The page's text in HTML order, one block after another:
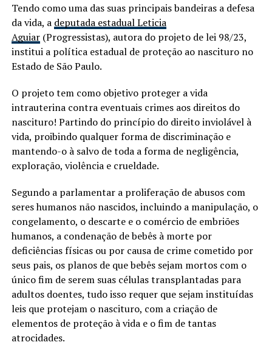
Tendo como uma das suas principais bandeiras a defesa
da vida, a deputada estadual Leticia
Aguiar(Progressistas), autora do projeto de lei 98/23,
institui a política estadual de proteção ao nascituro no
Estado de São Paulo.
O projeto tem como objetivo proteger a vida
intrauterina contra eventuais crimes aos direitos do
nascituro! Partindo do princípio do direito inviolável à
vida, proibindo qualquer forma de discriminação e
mantendo-o à salvo de toda a forma de negligência,
exploração, violência e crueldade.
Segundo a parlamentar a proliferação de abusos com
seres humanos não nascidos, incluindo a manipulação, o
congelamento, o descarte e o comércio de embriões
humanos, a condenação de bebês à morte por
deficiências físicas ou por causa de crime cometido por
seus pais, os planos de que bebês sejam mortos com o
único fim de serem suas células transplantadas para
adultos doentes, tudo isso requer que sejam instituídas
leis que protejam o nascituro, com a criação de
elementos de proteção à vida e o fim de tantas
atrocidades.